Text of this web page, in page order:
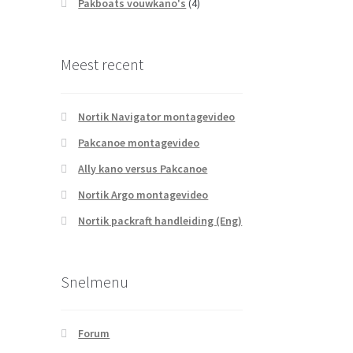
Pakboats vouwkano's (4)
Meest recent
Nortik Navigator montagevideo
Pakcanoe montagevideo
Ally kano versus Pakcanoe
Nortik Argo montagevideo
Nortik packraft handleiding (Eng)
Snelmenu
Forum